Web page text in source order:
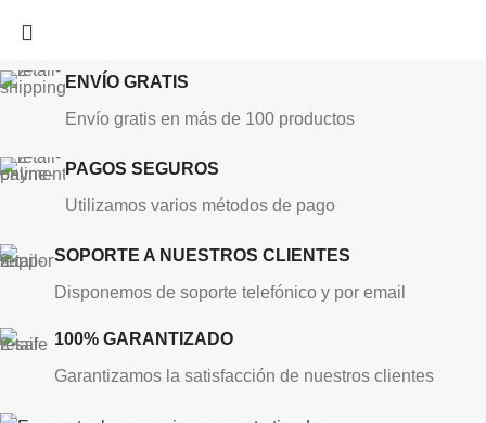
ENVÍO GRATIS
Envío gratis en más de 100 productos
PAGOS SEGUROS
Utilizamos varios métodos de pago
SOPORTE A NUESTROS CLIENTES
Disponemos de soporte telefónico y por email
100% GARANTIZADO
Garantizamos la satisfacción de nuestros clientes